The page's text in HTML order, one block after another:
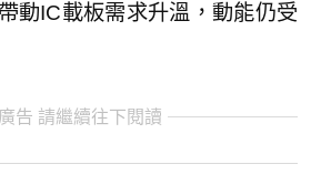
動IC載板需求升溫，動能仍受
告 請繼續往下閱讀